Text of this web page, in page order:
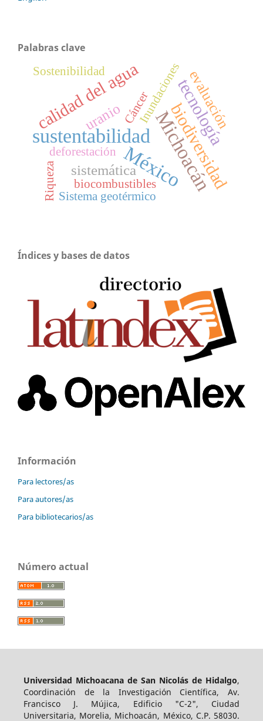
Palabras clave
sustentabilidadMichoacán
México
calidad del agua
biodiversidad
tecnología
evaluación
sistemática
uranio
deforestación
biocombustibles
Sistema geotérmico
Inundaciones
Sostenibilidad
Riqueza
Cáncer
Índices y bases de datos
Información
Para lectores/as
Para autores/as
Para bibliotecarios/as
Número actual
Universidad Michoacana de San Nicolás de Hidalgo,
Coordinación de la Investigación Científica, Av.
Francisco J. Mújica, Edificio "C-2", Ciudad
Universitaria, Morelia, Michoacán, México, C.P. 58030.